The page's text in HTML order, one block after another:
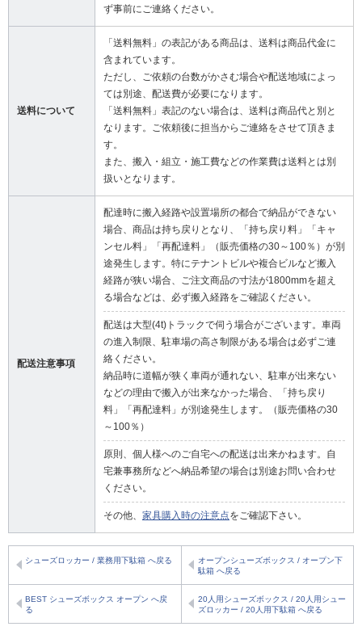
ず事前にご連絡ください。
送料について
「送料無料」の表記がある商品は、送料は商品代金に
含まれています。
ただし、ご依頼の台数がかさむ場合や配送地域によっ
ては別途、配送費が必要になります。
「送料無料」表記のない場合は、送料は商品代と別と
なります。ご依頼後に担当からご連絡をさせて頂きま
す。
また、搬入・組立・施工費などの作業費は送料とは別
扱いとなります。
配送注意事項
配達時に搬入経路や設置場所の都合で納品ができない
場合、商品は持ち戻りとなり、「持ち戻り料」「キャ
ンセル料」「再配達料」（販売価格の30～100％）が別
途発生します。特にテナントビルや複合ビルなど搬入
経路が狭い場合、ご注文商品の寸法が1800mmを超え
る場合などは、必ず搬入経路をご確認ください。
配送は大型(4t)トラックで伺う場合がございます。車両
の進入制限、駐車場の高さ制限がある場合は必ずご連
絡ください。
納品時に道幅が狭く車両が通れない、駐車が出来ない
などの理由で搬入が出来なかった場合、「持ち戻り
料」「再配達料」が別途発生します。（販売価格の30
～100％）
原則、個人様へのご自宅への配送は出来かねます。自
宅兼事務所などへ納品希望の場合は別途お問い合わせ
ください。
その他、 家具購入時の注意点をご確認下さい。
シューズロッカー / 業務用下駄箱 へ戻る
オープンシューズボックス / オープン下
駄箱 へ戻る
BEST シューズボックス オープン へ戻
る
20人用シューズボックス / 20人用シュー
ズロッカー / 20人用下駄箱 へ戻る